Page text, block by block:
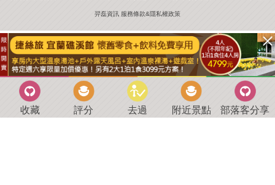
羿磊資訊 服務條款&隱私權政策
收藏 評分 去過 附近景點 部落客分享